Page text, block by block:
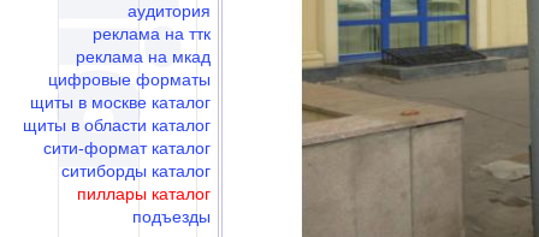
аудитория
реклама на ттк
реклама на мкад
цифровые форматы
щиты в москве каталог
щиты в области каталог
сити-формат каталог
ситиборды каталог
пиллары каталог
подъезды